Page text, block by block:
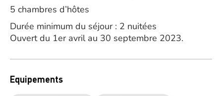
5 chambres d’hôtes
Durée minimum du séjour : 2 nuitées
Ouvert du 1er avril au 30 septembre 2023.
Equipements